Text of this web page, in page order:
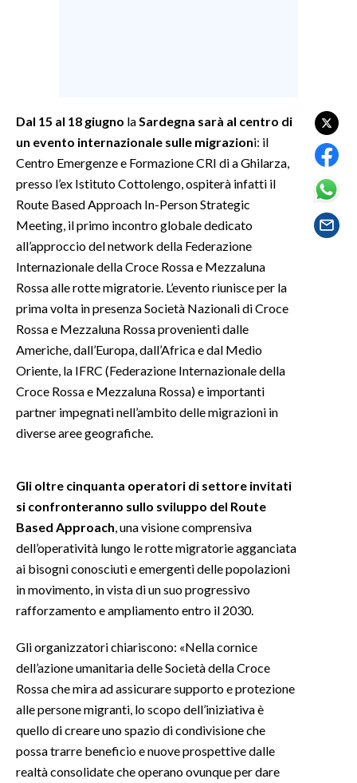
SPETTACOLI
SALUTE
SARDEGNA TURISMO
SARDI NEL MONDO
NOTIZIE
EVENTI
#CARAUNIONE
3 MINUTI CON
INSULARITÀ
ANNUNCI
NECROLOGI
PUBBLICITÀ
SPIAGGE
Dal 15 al 18 giugno la Sardegna sarà al centro di
un evento internazionale sulle migrazioni: il
Centro Emergenze e Formazione CRI di a Ghilarza,
presso l’ex Istituto Cottolengo, ospiterà infatti il
Route Based Approach In-Person Strategic
Meeting, il primo incontro globale dedicato
all’approccio del network della Federazione
Internazionale della Croce Rossa e Mezzaluna
Rossa alle rotte migratorie. L’evento riunisce per la
prima volta in presenza Società Nazionali di Croce
Rossa e Mezzaluna Rossa provenienti dalle
Americhe, dall’Europa, dall’Africa e dal Medio
Oriente, la IFRC (Federazione Internazionale della
Croce Rossa e Mezzaluna Rossa) e importanti
partner impegnati nell’ambito delle migrazioni in
diverse aree geografiche.
Gli oltre cinquanta operatori di settore invitati
si confronteranno sullo sviluppo del Route
Based Approach , una visione comprensiva
dell’operatività lungo le rotte migratorie agganciata
ai bisogni conosciuti e emergenti delle popolazioni
in movimento, in vista di un suo progressivo
rafforzamento e ampliamento entro il 2030.
Gli organizzatori chiariscono: «Nella cornice
dell’azione umanitaria delle Società della Croce
Rossa che mira ad assicurare supporto e protezione
alle persone migranti, lo scopo dell’iniziativa è
quello di creare uno spazio di condivisione che
possa trarre beneficio e nuove prospettive dalle
realtà consolidate che operano ovunque per dare